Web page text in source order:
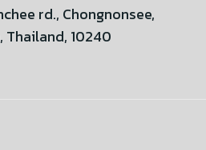
rd., Chongnonsee,
Thailand, 10240